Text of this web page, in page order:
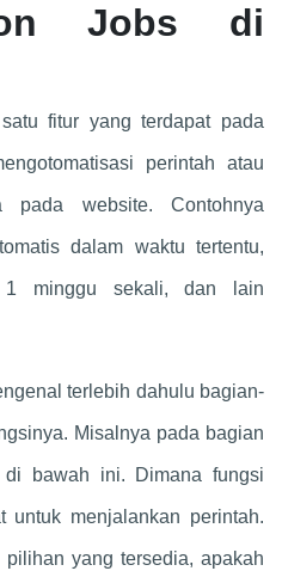
Jobs di
fitur yang terdapat pada
perintah atau
website. Contohnya
dalam waktu tertentu,
1 minggu sekali, dan lain
terlebih dahulu bagian-
Misalnya pada bagian
di bawah ini. Dimana fungsi
untuk menjalankan perintah.
yang tersedia, apakah